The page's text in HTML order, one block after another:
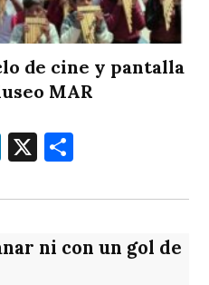
de cine y pantalla
MAR
LinkedIn
X
ni con un gol de